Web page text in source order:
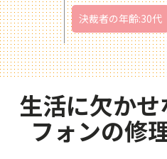
決裁者の年齢:30代
生活に欠か
フォンの修